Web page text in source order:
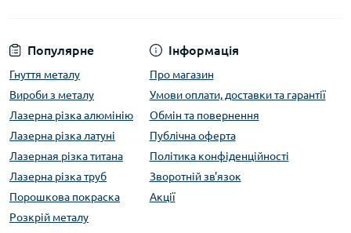
Популярне
Гнуття металу
Вироби з металу
Лазерна різка алюмінію
Лазерна різка латуні
Лазерная різка титана
Лазерна різка труб
Порошкова покраска
Розкрій металу
Інформація
Про магазин
Умови оплати, доставки та гарантії
Обмін та повернення
Публічна оферта
Політика конфіденційності
Зворотній зв'язок
Акції